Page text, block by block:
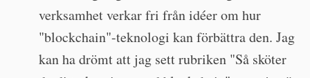
verksamhet verkar fri från idéer om hur
"blockchain"-teknologi kan förbättra den. Jag
kan ha drömt att jag sett rubriken "Så sköter